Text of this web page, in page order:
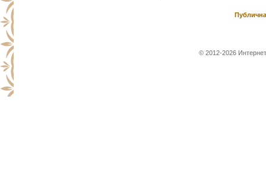
© 2012-2026